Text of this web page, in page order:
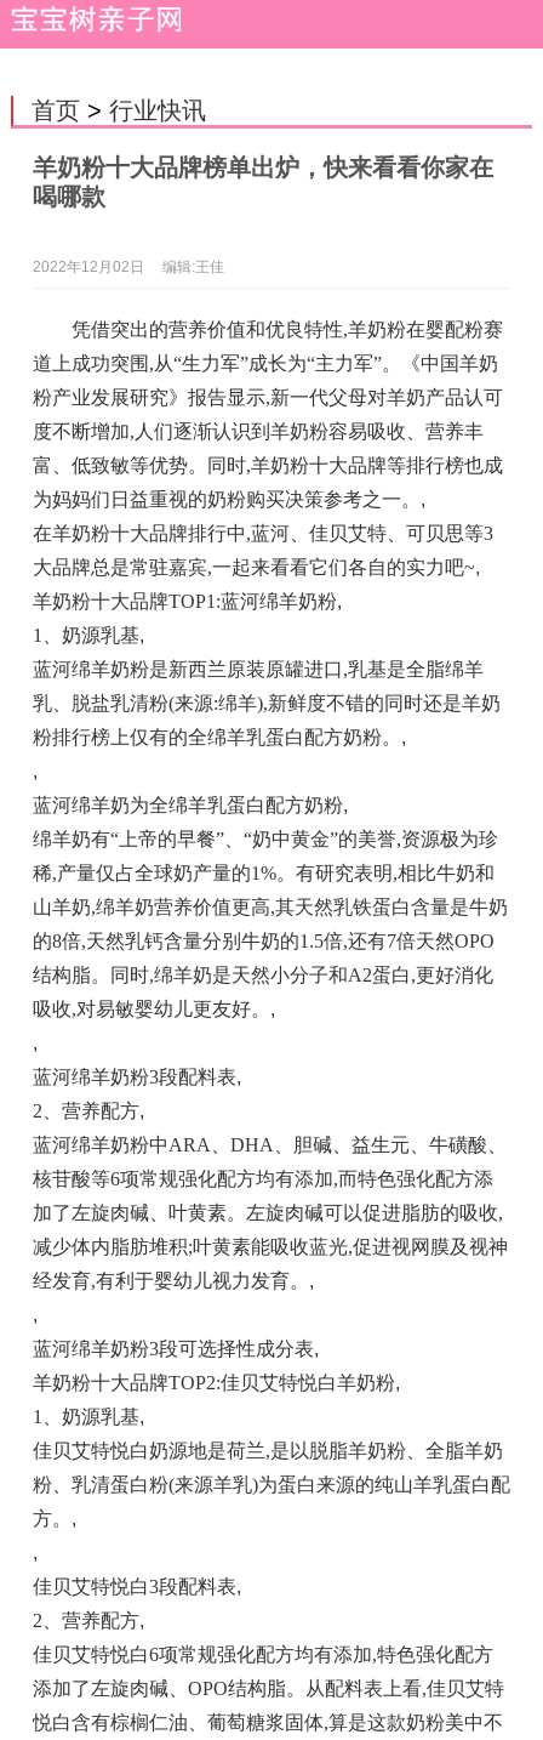
首页> 行业快讯
羊奶粉十大品牌榜单出炉，快来看看你家在
喝哪款
2022年12月02日 编辑:王佳
凭借突出的营养价值和优良特性,羊奶粉在婴配粉赛
道上成功突围,从“生力军”成长为“主力军”。《中国羊奶
粉产业发展研究》报告显示,新一代父母对羊奶产品认可
度不断增加,人们逐渐认识到羊奶粉容易吸收、营养丰
富、低致敏等优势。同时,羊奶粉十大品牌等排行榜也成
为妈妈们日益重视的奶粉购买决策参考之一。 ,
在羊奶粉十大品牌排行中,蓝河、佳贝艾特、可贝思等3
大品牌总是常驻嘉宾,一起来看看它们各自的实力吧~,
羊奶粉十大品牌TOP1:蓝河绵羊奶粉,
1、奶源乳基,
蓝河绵羊奶粉是新西兰原装原罐进口,乳基是全脂绵羊
乳、脱盐乳清粉(来源:绵羊),新鲜度不错的同时还是羊奶
粉排行榜上仅有的全绵羊乳蛋白配方奶粉。 ,
,
蓝河绵羊奶为全绵羊乳蛋白配方奶粉,
绵羊奶有“上帝的早餐”、“奶中黄金”的美誉,资源极为珍
稀,产量仅占全球奶产量的1%。有研究表明,相比牛奶和
山羊奶,绵羊奶营养价值更高,其天然乳铁蛋白含量是牛奶
的8倍,天然乳钙含量分别牛奶的1.5倍,还有7倍天然OPO
结构脂。同时,绵羊奶是天然小分子和A2蛋白,更好消化
吸收,对易敏婴幼儿更友好。 ,
,
蓝河绵羊奶粉3段配料表,
2、营养配方,
蓝河绵羊奶粉中ARA、DHA、胆碱、益生元、牛磺酸、
核苷酸等6项常规强化配方均有添加,而特色强化配方添
加了左旋肉碱、叶黄素。左旋肉碱可以促进脂肪的吸收,
减少体内脂肪堆积;叶黄素能吸收蓝光,促进视网膜及视神
经发育,有利于婴幼儿视力发育。 ,
,
蓝河绵羊奶粉3段可选择性成分表,
羊奶粉十大品牌TOP2:佳贝艾特悦白羊奶粉,
1、奶源乳基,
佳贝艾特悦白奶源地是荷兰,是以脱脂羊奶粉、全脂羊奶
粉、乳清蛋白粉(来源羊乳)为蛋白来源的纯山羊乳蛋白配
方。 ,
,
佳贝艾特悦白3段配料表,
2、营养配方,
佳贝艾特悦白6项常规强化配方均有添加,特色强化配方
添加了左旋肉碱、OPO结构脂。从配料表上看,佳贝艾特
悦白含有棕榈仁油、葡萄糖浆固体,算是这款奶粉美中不